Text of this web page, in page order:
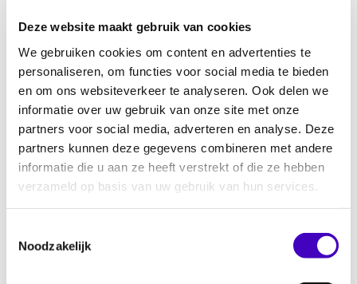
Deze website maakt gebruik van cookies
We gebruiken cookies om content en advertenties te
personaliseren, om functies voor social media te bieden
en om ons websiteverkeer te analyseren. Ook delen we
informatie over uw gebruik van onze site met onze
partners voor social media, adverteren en analyse. Deze
partners kunnen deze gegevens combineren met andere
informatie die u aan ze heeft verstrekt of die ze hebben
verzameld op basis van uw gebruik van hun services.
Noodzakelijk
politie registreren. Ook het College en de
Nationale ombudsman ontvangen meer
meldingen en verzoeken dan eerder. Alleen bij
MiND en de Kinderombudsman is sprake van
een daling van het aantal meldingen. De
ADV’s registreren in 2021 6.922
discriminatiemeldingen, een stijging van 26
procent ten opzichte van 2020. Bij de politie
worden 6.580 discriminatie-incidenten
College ontvangt 739 verzoeken om een